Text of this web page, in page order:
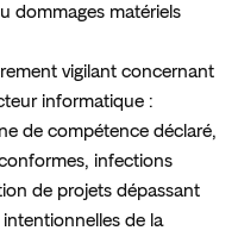
dommages matériels
vigilant concernant
informatique :
de compétence déclaré,
infections
de projets dépassant
de la